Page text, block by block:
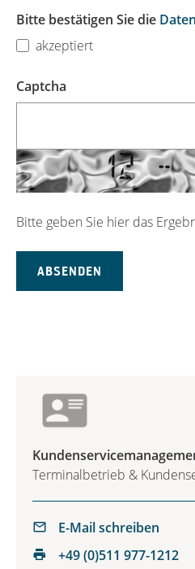
Bitte bestätigen Sie die
akzeptiert
Captcha
Bitte geben Sie hier das
Terminalbetrieb &
E-Mail schreiben
+49 (0)511 977-1212